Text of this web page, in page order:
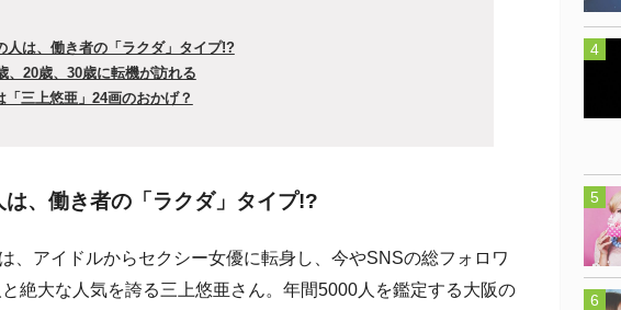
人は、働き者の「ラクダ」タイプ!?
、20歳、30歳に転機が訪れる
「三上悠亜」24画のおかげ？
、働き者の「ラクダ」タイプ!?
、アイドルからセクシー女優に転身し、今やSNSの総フォロワ
絶大な人気を誇る三上悠亜さん。年間5000人を鑑定する大阪の